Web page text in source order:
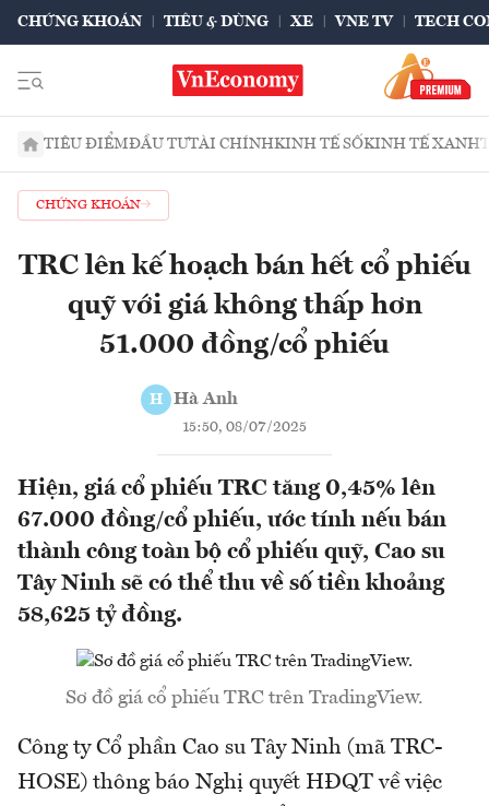
CHỨNG KHOÁN TIÊU & DÙNG XE VNE TV TECH
TIÊU ĐIỂMĐẦU TƯTÀI CHÍNHKINH TẾ SỐKINH TẾ XANH
CHỨNG KHOÁN
TRC lên kế hoạch bán hết cổ phiếu
quỹ với giá không thấp hơn
51.000 đồng/cổ phiếu
H Hà Anh
15:50, 08/07/2025
Hiện, giá cổ phiếu TRC tăng 0,45% lên
67.000 đồng/cổ phiếu, ước tính nếu bán
thành công toàn bộ cổ phiếu quỹ, Cao su
Tây Ninh sẽ có thể thu về số tiền khoảng
58,625 tỷ đồng.
Sơ đồ giá cổ phiếu TRC trên TradingView.
Công ty Cổ phần Cao su Tây Ninh (mã TRC-
HOSE) thông báo Nghị quyết HĐQT về việc